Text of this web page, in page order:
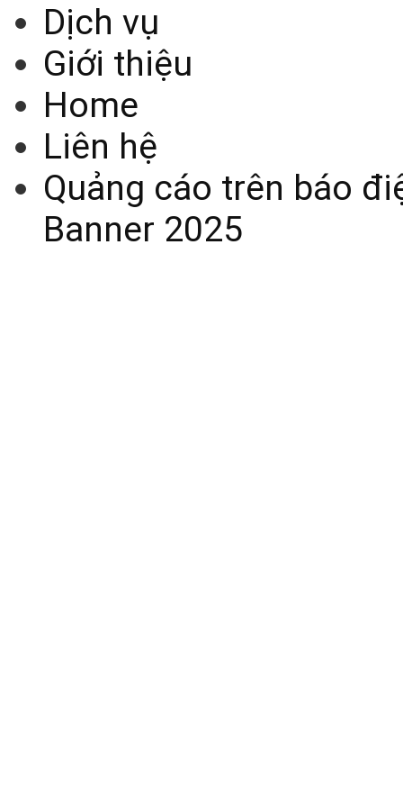
Dịch vụ
Giới thiệu
Home
Liên hệ
Quảng cáo trên báo
Banner 2025